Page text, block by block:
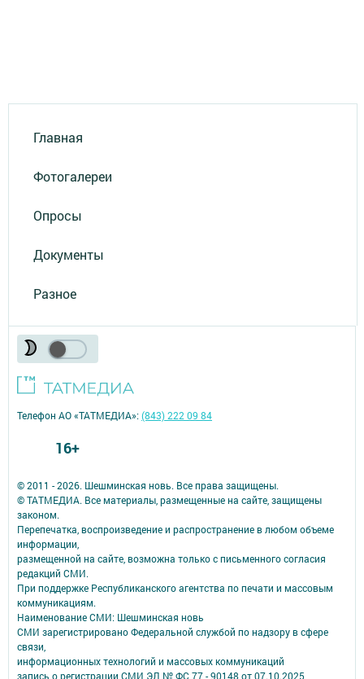
Главная
Фотогалереи
Опросы
Документы
Разное
© 2011 - 2026. Шешминская новь. Все права защищены.
© ТАТМЕДИА. Все материалы, размещенные на сайте, защищены
законом.
Перепечатка, воспроизведение и распространение в любом объеме
информации,
размещенной на сайте, возможна только с письменного согласия
редакций СМИ.
При поддержке Республиканского агентства по печати и массовым
коммуникациям.
Наименование СМИ: Шешминская новь
СМИ зарегистрировано Федеральной службой по надзору в сфере
связи,
информационных технологий и массовых коммуникаций
запись о регистрации СМИ ЭЛ № ФС 77 - 90148 от 07.10.2025
Телефон АО «ТАТМЕДИА»:(843) 222 09 84
16+